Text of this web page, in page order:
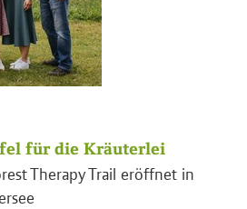
für die Kräuterlei
Therapy Trail eröffnet in